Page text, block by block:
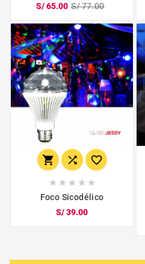
S/ 65.00 S/ 77.00
  
    
Foco Sicodélico
S/ 39.00